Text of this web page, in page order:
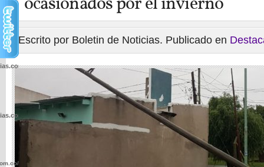
Escrito por Boletin de Noticias. Publicado en
wp-
wp-
wp-